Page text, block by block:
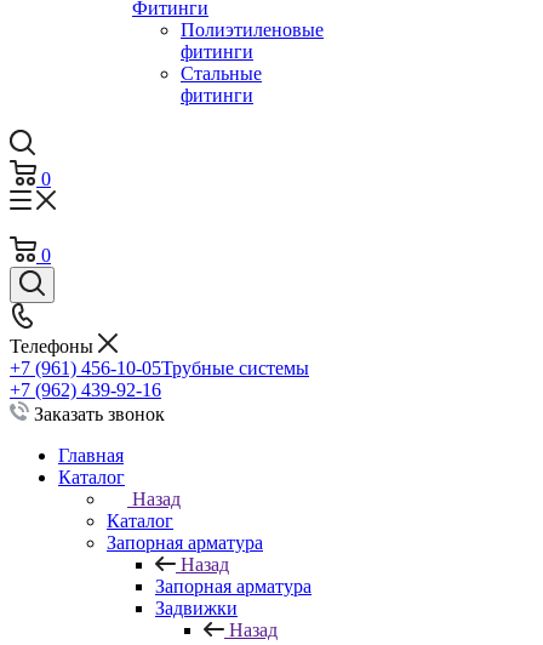
Фитинги
Полиэтиленовые
фитинги
Стальные
фитинги
0
0
Телефоны
+7 (961) 456-10-05Трубные системы
+7 (962) 439-92-16
Заказать звонок
Главная
Каталог
Назад
Каталог
Запорная арматура
Назад
Запорная арматура
Задвижки
Назад